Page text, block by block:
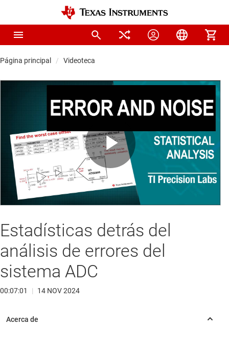
Página principal Videoteca
Play
Video
Estadísticas detrás del
análisis de errores del
sistema ADC
00:07:01 | 14 NOV 2024